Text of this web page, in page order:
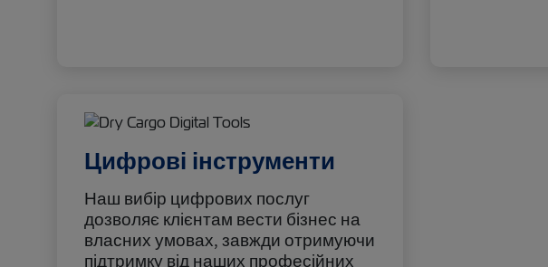
Цифрові інструменти
Наш вибір цифрових послуг
дозволяє клієнтам вести бізнес на
власних умовах, завжди отримуючи
підтримку від наших професійних